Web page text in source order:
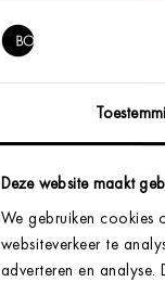
Deze website maakt
We gebruiken cookies
websiteverkeer te
adverteren en